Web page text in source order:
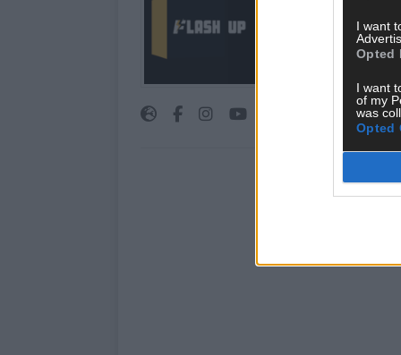
I want
Opted
I want
of my
was
Opted
interessiert! Wir
FLASH UP seht.
oder crazy Trends
bringen’s auf den